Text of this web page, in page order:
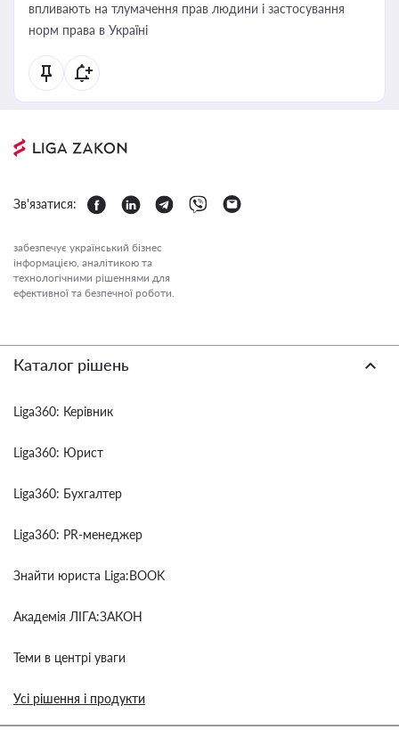
впливають на тлумачення прав людини і застосування
норм права в Україні
Зв'язатися:
забезпечує український бізнес
інформацією, аналітикою та
технологічними рішеннями для
ефективної та безпечної роботи.
Каталог рішень
Liga360: Керівник
Liga360: Юрист
Liga360: Бухгалтер
Liga360: PR-менеджер
Знайти юриста Liga:BOOK
Академія ЛІГА:ЗАКОН
Теми в центрі уваги
Усі рішення і продукти